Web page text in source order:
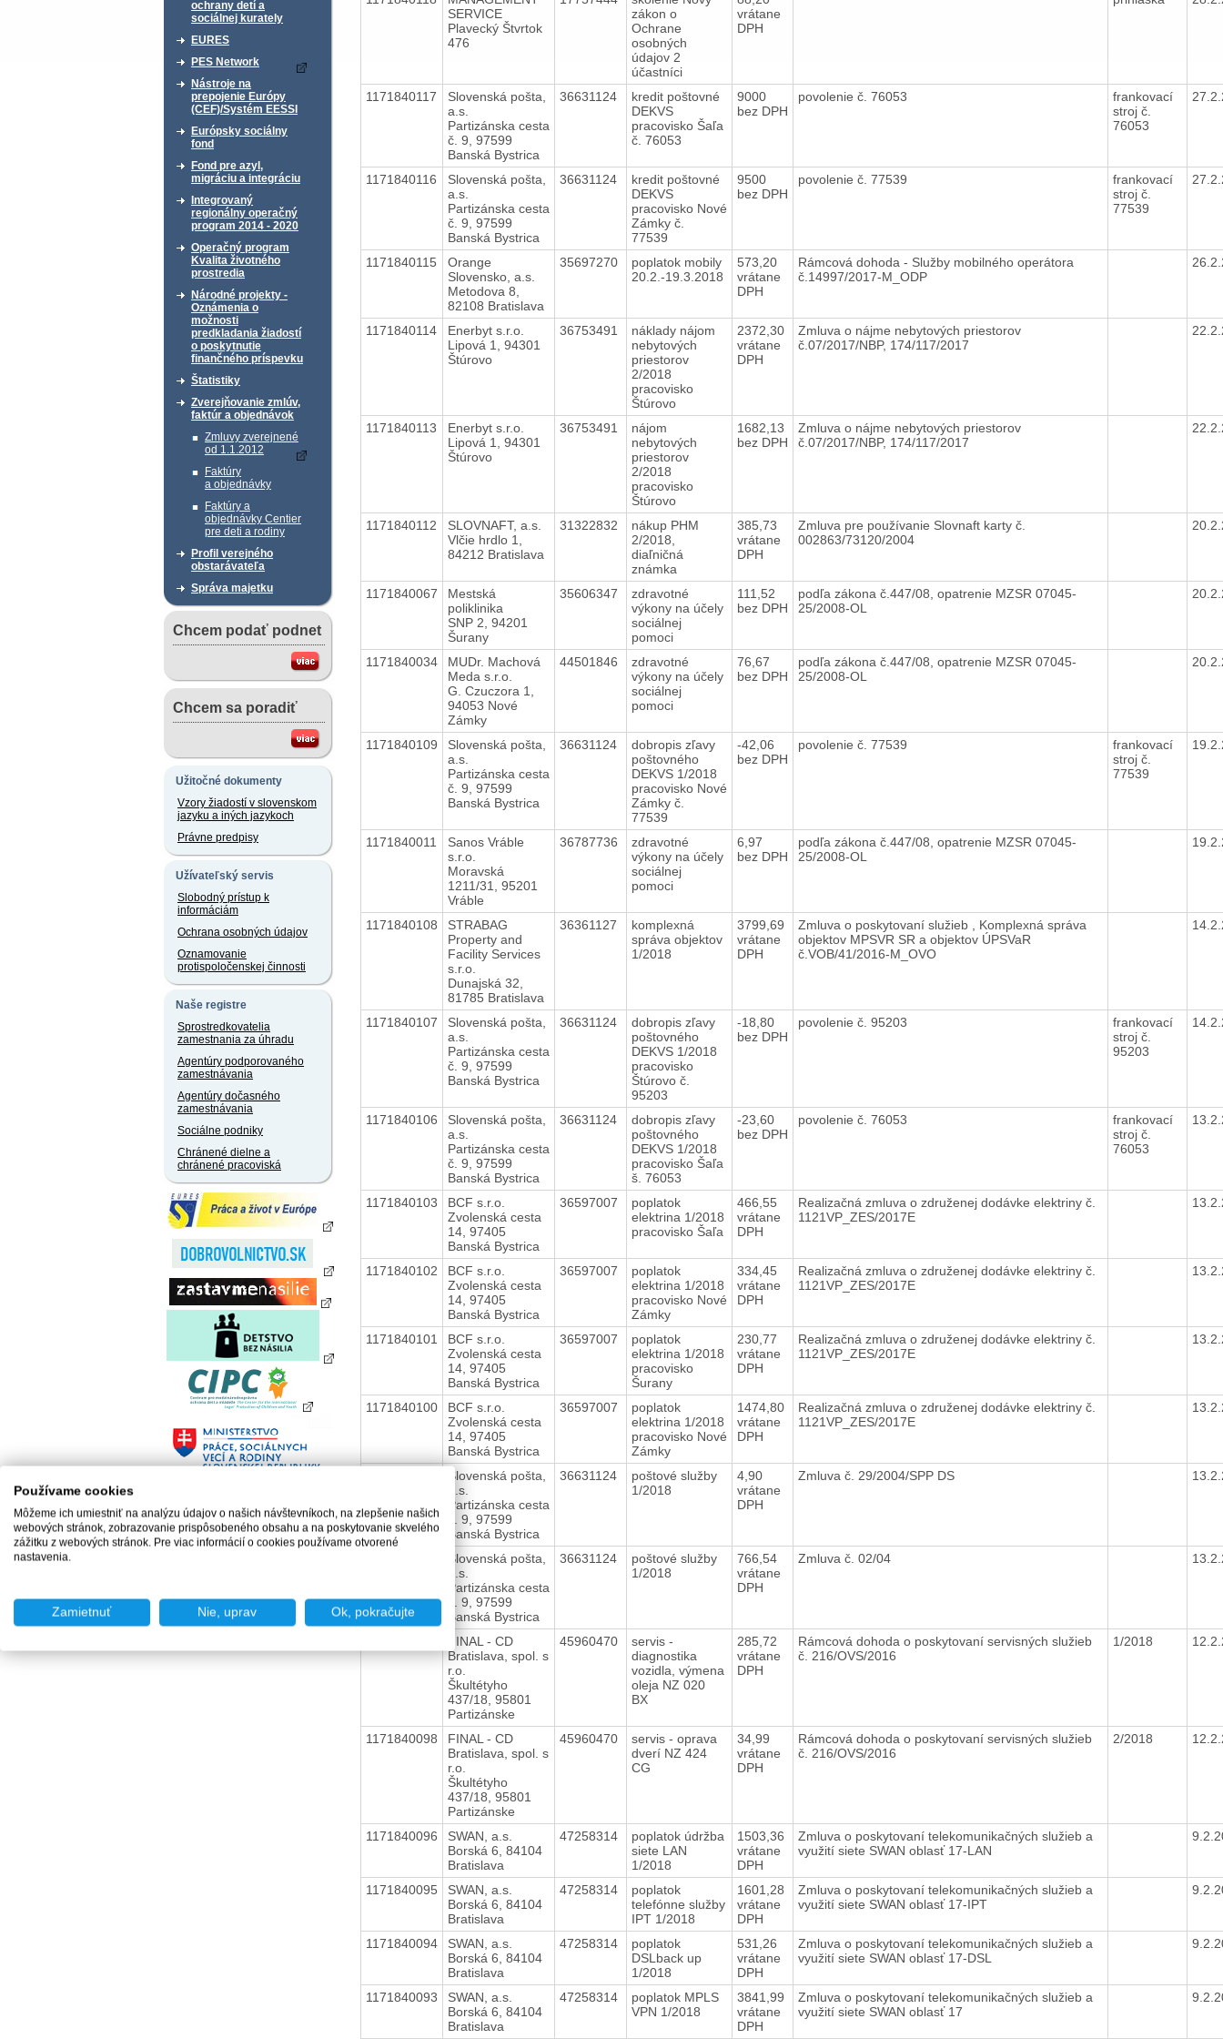
ochrany detí a
sociálnej kurately
EURES
PES Network
Nástroje na
prepojenie Európy
(CEF)/Systém EESSI
Európsky sociálny
fond
Fond pre azyl,
migráciu a integráciu
Integrovaný
regionálny operačný
program 2014 - 2020
Operačný program
Kvalita životného
prostredia
Národné projekty -
Oznámenia o
možnosti
predkladania žiadostí
o poskytnutie
finančného príspevku
Štatistiky
Zverejňovanie zmlúv,
faktúr a objednávok
Zmluvy zverejnené
od 1.1.2012
Faktúry
a objednávky
Faktúry a
objednávky Centier
pre deti a rodiny
Profil verejného
obstarávateľa
Správa majetku
Chcem podať podnet
Chcem sa poradiť
Užitočné dokumenty
Vzory žiadostí v slovenskom
jazyku a iných jazykoch
Právne predpisy
Užívateľský servis
Slobodný prístup k
informáciám
Ochrana osobných údajov
Oznamovanie
protispoločenskej činnosti
Naše registre
Sprostredkovatelia
zamestnania za úhradu
Agentúry podporovaného
zamestnávania
Agentúry dočasného
zamestnávania
Sociálne podniky
Chránené dielne a
chránené pracoviská
SERVICE
Plavecký Štvrtok
476
zákon o
Ochrane
osobných
údajov 2
účastníci
vrátane
DPH
1171840117
Slovenská pošta,
a.s.
Partizánska cesta
č. 9, 97599
Banská Bystrica
36631124
kredit poštovné
DEKVS
pracovisko Šaľa
č. 76053
9000
bez DPH
povolenie č. 76053
frankovací
stroj č.
76053
1171840116
Slovenská pošta,
a.s.
Partizánska cesta
č. 9, 97599
Banská Bystrica
36631124
kredit poštovné
DEKVS
pracovisko Nové
Zámky č.
77539
9500
bez DPH
povolenie č. 77539
frankovací
stroj č.
77539
1171840115
Orange
Slovensko, a.s.
Metodova 8,
82108 Bratislava
35697270
poplatok mobily
20.2.-19.3.2018
573,20
vrátane
DPH
Rámcová dohoda - Služby mobilného operátora
č.14997/2017-M_ODP
1171840114
Enerbyt s.r.o.
Lipová 1, 94301
Štúrovo
36753491
náklady nájom
nebytových
priestorov
2/2018
pracovisko
Štúrovo
2372,30
vrátane
DPH
Zmluva o nájme nebytových priestorov
č.07/2017/NBP, 174/117/2017
1171840113
Enerbyt s.r.o.
Lipová 1, 94301
Štúrovo
36753491
nájom
nebytových
priestorov
2/2018
pracovisko
Štúrovo
1682,13
bez DPH
Zmluva o nájme nebytových priestorov
č.07/2017/NBP, 174/117/2017
1171840112
SLOVNAFT, a.s.
Vlčie hrdlo 1,
84212 Bratislava
31322832
nákup PHM
2/2018,
diaľničná
známka
385,73
vrátane
DPH
Zmluva pre používanie Slovnaft karty č.
002863/73120/2004
1171840067
Mestská
poliklinika
SNP 2, 94201
Šurany
35606347
zdravotné
výkony na účely
sociálnej
pomoci
111,52
bez DPH
podľa zákona č.447/08, opatrenie MZSR 07045-
25/2008-OL
1171840034
MUDr. Machová
Meda s.r.o.
G. Czuczora 1,
94053 Nové
Zámky
44501846
zdravotné
výkony na účely
sociálnej
pomoci
76,67
bez DPH
podľa zákona č.447/08, opatrenie MZSR 07045-
25/2008-OL
1171840109
Slovenská pošta,
a.s.
Partizánska cesta
č. 9, 97599
Banská Bystrica
36631124
dobropis zľavy
poštovného
DEKVS 1/2018
pracovisko Nové
Zámky č.
77539
-42,06
bez DPH
povolenie č. 77539
frankovací
stroj č.
77539
1171840011
Sanos Vráble
s.r.o.
Moravská
1211/31, 95201
Vráble
36787736
zdravotné
výkony na účely
sociálnej
pomoci
6,97
bez DPH
podľa zákona č.447/08, opatrenie MZSR 07045-
25/2008-OL
1171840108
STRABAG
Property and
Facility Services
s.r.o.
Dunajská 32,
81785 Bratislava
36361127
komplexná
správa objektov
1/2018
3799,69
vrátane
DPH
Zmluva o poskytovaní služieb , Komplexná správa
objektov MPSVR SR a objektov ÚPSVaR
č.VOB/41/2016-M_OVO
1171840107
Slovenská pošta,
a.s.
Partizánska cesta
č. 9, 97599
Banská Bystrica
36631124
dobropis zľavy
poštovného
DEKVS 1/2018
pracovisko
Štúrovo č.
95203
-18,80
bez DPH
povolenie č. 95203
frankovací
stroj č.
95203
1171840106
Slovenská pošta,
a.s.
Partizánska cesta
č. 9, 97599
Banská Bystrica
36631124
dobropis zľavy
poštovného
DEKVS 1/2018
pracovisko Šaľa
š. 76053
-23,60
bez DPH
povolenie č. 76053
frankovací
stroj č.
76053
1171840103
BCF s.r.o.
Zvolenská cesta
14, 97405
Banská Bystrica
36597007
poplatok
elektrina 1/2018
pracovisko Šaľa
466,55
vrátane
DPH
Realizačná zmluva o združenej dodávke elektriny č.
1121VP_ZES/2017E
1171840102
BCF s.r.o.
Zvolenská cesta
14, 97405
Banská Bystrica
36597007
poplatok
elektrina 1/2018
pracovisko Nové
Zámky
334,45
vrátane
DPH
Realizačná zmluva o združenej dodávke elektriny č.
1121VP_ZES/2017E
1171840101
BCF s.r.o.
Zvolenská cesta
14, 97405
Banská Bystrica
36597007
poplatok
elektrina 1/2018
pracovisko
Šurany
230,77
vrátane
DPH
Realizačná zmluva o združenej dodávke elektriny č.
1121VP_ZES/2017E
1171840100
BCF s.r.o.
Zvolenská cesta
14, 97405
Banská Bystrica
36597007
poplatok
elektrina 1/2018
pracovisko Nové
Zámky
1474,80
vrátane
DPH
Realizačná zmluva o združenej dodávke elektriny č.
1121VP_ZES/2017E
Slovenská pošta,
a.s.
Partizánska cesta
č. 9, 97599
Banská Bystrica
36631124
poštové služby
1/2018
4,90
vrátane
DPH
Zmluva č. 29/2004/SPP DS
Slovenská pošta,
a.s.
Partizánska cesta
č. 9, 97599
Banská Bystrica
36631124
poštové služby
1/2018
766,54
vrátane
DPH
Zmluva č. 02/04
FINAL - CD
Bratislava, spol. s
r.o.
Škultétyho
437/18, 95801
Partizánske
45960470
servis -
diagnostika
vozidla, výmena
oleja NZ 020
BX
285,72
vrátane
DPH
Rámcová dohoda o poskytovaní servisných služieb
č. 216/OVS/2016
1/2018
1171840098
FINAL - CD
Bratislava, spol. s
r.o.
Škultétyho
437/18, 95801
Partizánske
45960470
servis - oprava
dverí NZ 424
CG
34,99
vrátane
DPH
Rámcová dohoda o poskytovaní servisných služieb
č. 216/OVS/2016
2/2018
1171840096
SWAN, a.s.
Borská 6, 84104
Bratislava
47258314
poplatok údržba
siete LAN
1/2018
1503,36
vrátane
DPH
Zmluva o poskytovaní telekomunikačných služieb a
využití siete SWAN oblasť 17-LAN
1171840095
SWAN, a.s.
Borská 6, 84104
Bratislava
47258314
poplatok
telefónne služby
IPT 1/2018
1601,28
vrátane
DPH
Zmluva o poskytovaní telekomunikačných služieb a
využití siete SWAN oblasť 17-IPT
1171840094
SWAN, a.s.
Borská 6, 84104
Bratislava
47258314
poplatok
DSLback up
1/2018
531,26
vrátane
DPH
Zmluva o poskytovaní telekomunikačných služieb a
využití siete SWAN oblasť 17-DSL
1171840093
SWAN, a.s.
Borská 6, 84104
Bratislava
47258314
poplatok MPLS
VPN 1/2018
3841,99
vrátane
DPH
Zmluva o poskytovaní telekomunikačných služieb a
využití siete SWAN oblasť 17
Používame cookies
Môžeme ich umiestniť na analýzu údajov o našich návštevníkoch, na zlepšenie našich
webových stránok, zobrazovanie prispôsobeného obsahu a na poskytovanie skvelého
zážitku z webových stránok. Pre viac informácií o cookies používame otvorené
nastavenia.
Zamietnuť Nie, uprav Ok, pokračujte